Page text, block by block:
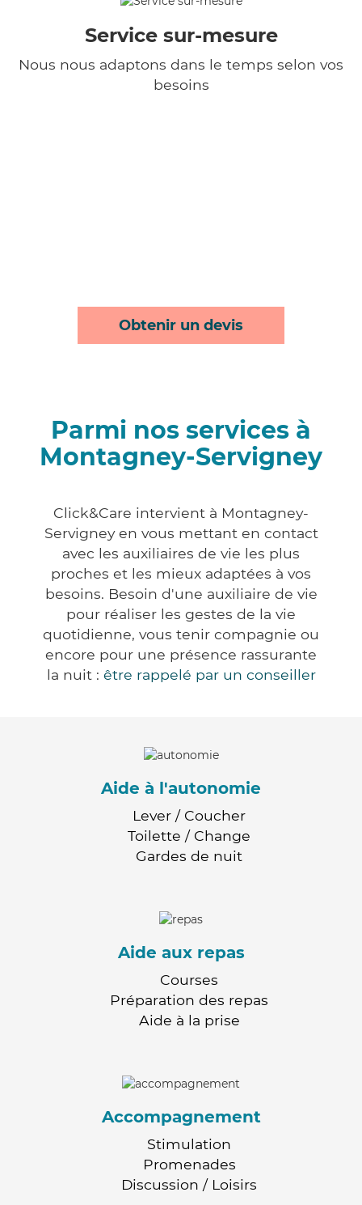
Service sur-mesure
Nous nous adaptons dans le temps selon vos
besoins
Obtenir un devis
Parmi nos services à
Montagney-Servigney
Click&Care intervient à Montagney-
Servigney en vous mettant en contact
avec les auxiliaires de vie les plus
proches et les mieux adaptées à vos
besoins. Besoin d'une auxiliaire de vie
pour réaliser les gestes de la vie
quotidienne, vous tenir compagnie ou
encore pour une présence rassurante
la nuit : être rappelé par un conseiller
Aide à l'autonomie
Lever / Coucher
Toilette / Change
Gardes de nuit
Aide aux repas
Courses
Préparation des repas
Aide à la prise
Accompagnement
Stimulation
Promenades
Discussion / Loisirs